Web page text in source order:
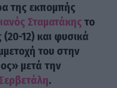
της εκπομπής
Σταματάκηςτο
(20-12) και φυσικά
του στην
» μετά την
.